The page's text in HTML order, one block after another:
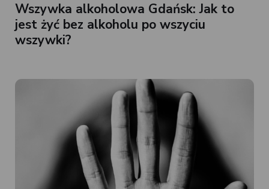
Wszywka alkoholowa Gdańsk: Jak to
jest żyć bez alkoholu po wszyciu
wszywki?